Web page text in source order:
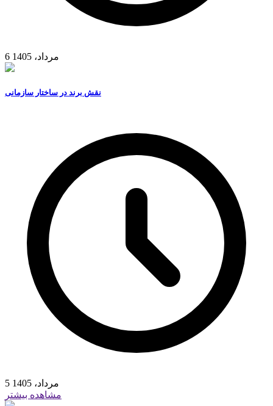
6 مرداد، 1405
نقش برند در ساختار سازمانی
5 مرداد، 1405
مشاهده بیشتر